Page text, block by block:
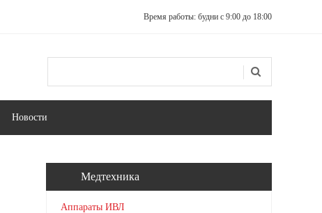
Время работы: будни с 9:00 до 18:00
Новости
Медтехника
Аппараты ИВЛ